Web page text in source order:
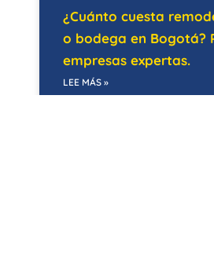
¿Cuánto cuesta
o bodega en Bogotá?
empresas expertas.
LEE MÁS »